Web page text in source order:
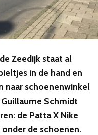
Zeedijk staat al
in de hand en
naar schoenenwinkel
Schmidt
de Patta X Nike
onder de schoenen.